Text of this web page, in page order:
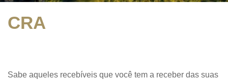
CRA
Sabe aqueles recebíveis que você tem a receber das suas